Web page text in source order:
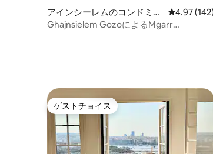
す。 共用の洗濯機/乾燥機/アイロンが使
用できます。 ゲストは宿泊施設のすべて
必要に応じて喜んでお手伝い、情報、ア
ドバイス、おすすめを提供します。 この
タウンハウスは、古都の古い路地の中、
喜びの島と呼ばれるゴゾの歩行者中心部
にあります。 聖ジョージ聖堂から50ヤー
ドです。 その素晴らしく活気ある広場か
アインシーレムのコンドミニ
アム
レビュー
4.97
Ghajnsielem GozoによるMgarr
ゲストチョイス
ゲストチョイス